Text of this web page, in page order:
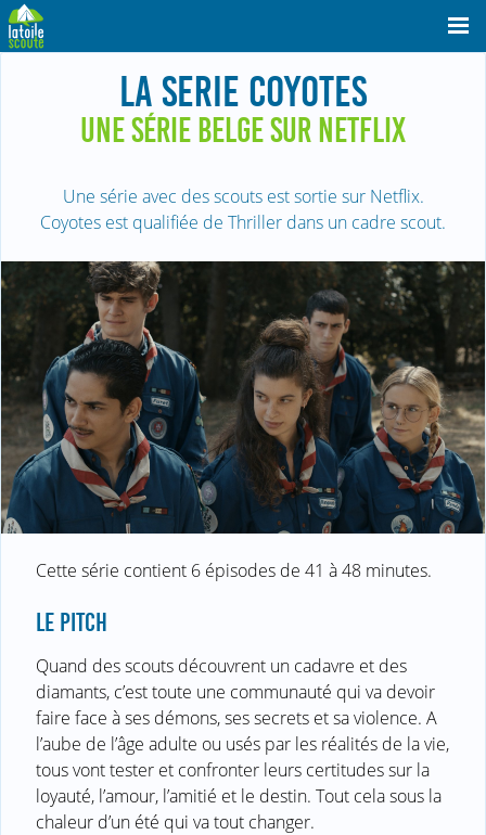
LA SERIE COYOTES
UNE SÉRIE BELGE SUR NETFLIX
Une série avec des scouts est sortie sur Netflix.
Coyotes est qualifiée de Thriller dans un cadre scout.
Cette série contient 6 épisodes de 41 à 48 minutes.
LE PITCH
Quand des scouts découvrent un cadavre et des
diamants, c’est toute une communauté qui va devoir
faire face à ses démons, ses secrets et sa violence. A
l’aube de l’âge adulte ou usés par les réalités de la vie,
tous vont tester et confronter leurs certitudes sur la
loyauté, l’amour, l’amitié et le destin. Tout cela sous la
chaleur d’un été qui va tout changer.